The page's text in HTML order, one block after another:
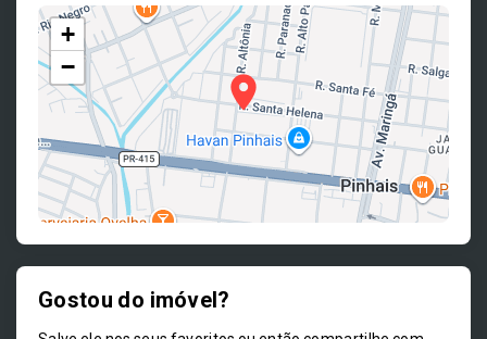
+
−
Gostou do imóvel?